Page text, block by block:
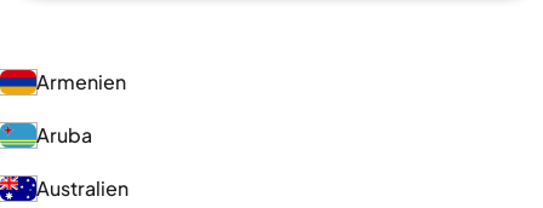
Armenien
Aruba
Australien